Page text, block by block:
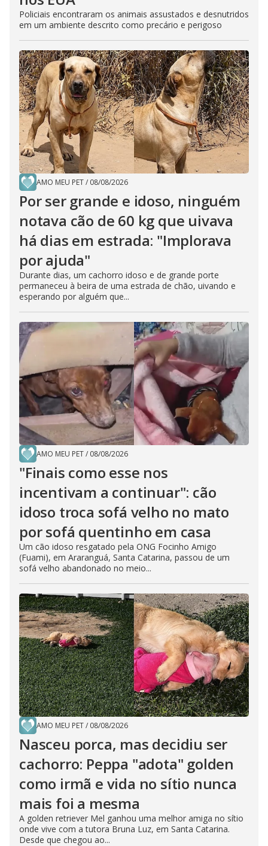
Policiais encontraram os animais assustados e desnutridos
em um ambiente descrito como precário e perigoso
AMO MEU PET/ 08/08/2026
Por ser grande e idoso, ninguém
notava cão de 60 kg que uivava
há dias em estrada: "Implorava
por ajuda"
Durante dias, um cachorro idoso e de grande porte
permaneceu à beira de uma estrada de chão, uivando e
esperando por alguém que...
AMO MEU PET/ 08/08/2026
"Finais como esse nos
incentivam a continuar": cão
idoso troca sofá velho no mato
por sofá quentinho em casa
Um cão idoso resgatado pela ONG Focinho Amigo
(Fuami), em Araranguá, Santa Catarina, passou de um
sofá velho abandonado no meio...
AMO MEU PET/ 08/08/2026
Nasceu porca, mas decidiu ser
cachorro: Peppa "adota" golden
como irmã e vida no sítio nunca
mais foi a mesma
A golden retriever Mel ganhou uma melhor amiga no sítio
onde vive com a tutora Bruna Luz, em Santa Catarina.
Desde que chegou ao...